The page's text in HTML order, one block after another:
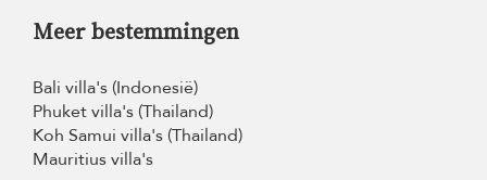
Meer bestemmingen
Bali villa's (Indonesië)
Phuket villa's (Thailand)
Koh Samui villa's (Thailand)
Mauritius villa's